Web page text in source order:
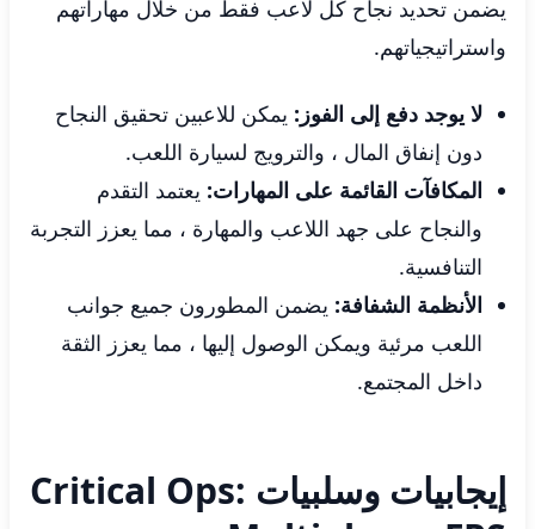
يضمن تحديد نجاح كل لاعب فقط من خلال مهاراتهم
واستراتيجياتهم.
لا يوجد دفع إلى الفوز: يمكن للاعبين تحقيق النجاح
دون إنفاق المال ، والترويج لسيارة اللعب.
المكافآت القائمة على المهارات: يعتمد التقدم
والنجاح على جهد اللاعب والمهارة ، مما يعزز التجربة
التنافسية.
الأنظمة الشفافة: يضمن المطورون جميع جوانب
اللعب مرئية ويمكن الوصول إليها ، مما يعزز الثقة
داخل المجتمع.
إيجابيات وسلبيات Critical Ops: